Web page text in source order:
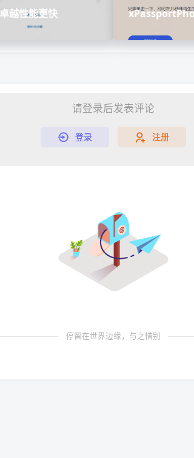
越性能更快
请登录后发表评论
登录 注册
停留在世界边缘，与之惜别